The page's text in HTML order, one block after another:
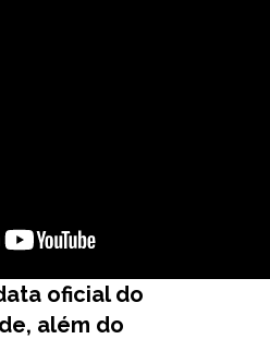
oficial do
além do